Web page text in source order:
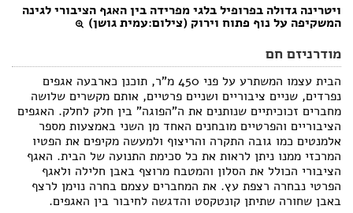
ויטרינה גדולה בפרופיל בלגי מפרידה בין האגף הציבורי לגינה
המשקיפה על נוף פתוח וירוק (צילום:עמית גושן)
מודרניזם חם
הבית עצמו המשתרע על פני 450 מ"ר, תוכנן כארבעה אגפים
נפרדים, שניים ציבוריים ושניים פרטיים, אותם מקשרים שלושה
מחברים זכוכיתיים שנותנים את ה"הפוגה" בין חלק לחלק. האגפים
הציבוריים והפרטיים מובחנים האחד מן השני באמצעות מספר
אלמנטים כמו גובה התקרה והריצוף ולמעשה מקיפים את הפטיו
המרכזי ממנו ניתן לראות את כל סכימת התנועה של הבית. האגף
הציבורי הכולל את הסלון והמטבח מרוצף באבן חלילה ולאגף
הפרטי נבחרה רצפת עץ. את המחברים עצמם בחרה נוימן לרצף
באבן שחורה שתיתן קונטקסט והדגשה לחיבור בין האגפים.